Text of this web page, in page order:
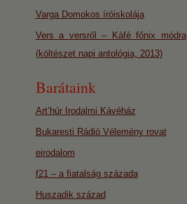
Varga Domokos íróiskolája
Vers a versről – Káfé főnix módra
(költészet napi antológia, 2013)
Barátaink
Art’húr Irodalmi Kávéház
Bukaresti Rádió Vélemény rovat
eirodalom
f21 – a fiatalság százada
Huszadik század